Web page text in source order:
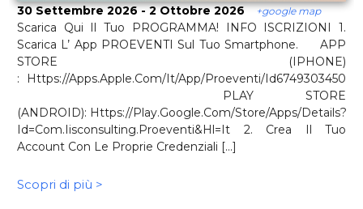
30 Settembre 2026 - 2 Ottobre 2026 +google map
Scarica Qui Il Tuo PROGRAMMA! INFO ISCRIZIONI 1.
Scarica L’ App PROEVENTI Sul Tuo Smartphone. APP
STORE (IPHONE)
: Https://apps.apple.com/it/app/proeventi/id6749303450
PLAY STORE
(ANDROID): Https://play.google.com/store/apps/details?
Id=com.iisconsulting.Proeventi&hl=it 2. Crea Il Tuo
Account Con Le Proprie Credenziali [...]
Scopri di più >